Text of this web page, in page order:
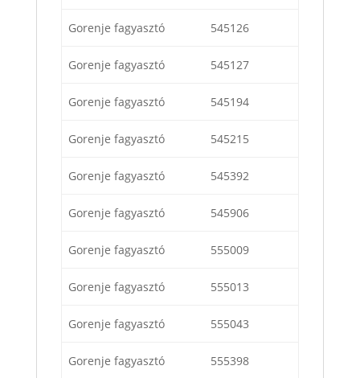
Gorenje fagyasztó 545126
Gorenje fagyasztó 545127
Gorenje fagyasztó 545194
Gorenje fagyasztó 545215
Gorenje fagyasztó 545392
Gorenje fagyasztó 545906
Gorenje fagyasztó 555009
Gorenje fagyasztó 555013
Gorenje fagyasztó 555043
Gorenje fagyasztó 555398